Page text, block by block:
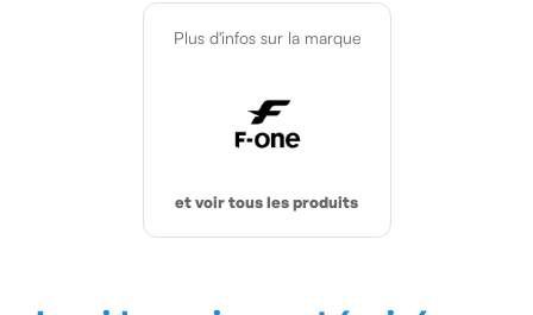
Plus d'infos sur la marque
et voir tous les produits